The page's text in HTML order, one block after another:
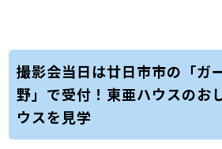
撮影会当日は廿日市市の「ガ
野」で受付！東亜ハウスのお
ウスを見学